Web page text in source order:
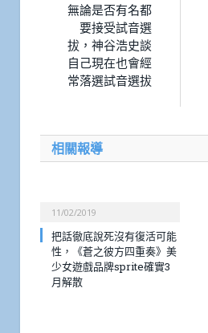
無論是否有名都
要接受試音選
拔，神谷浩史談
自己現在也會經
常落選試音選拔
相關報導
11/02/2019
把話徹底說死沒有復活可能
性，《蒼之彼方四重奏》美
少女遊戲品牌sprite確實3
月解散